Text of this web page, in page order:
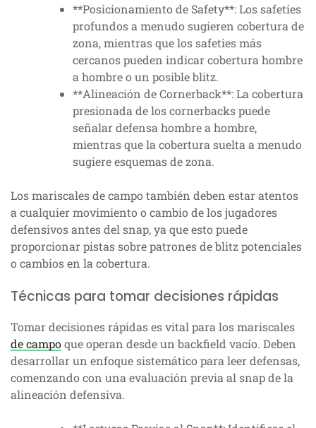
**Posicionamiento de Safety**: Los safeties
profundos a menudo sugieren cobertura de
zona, mientras que los safeties más
cercanos pueden indicar cobertura hombre
a hombre o un posible blitz.
**Alineación de Cornerback**: La cobertura
presionada de los cornerbacks puede
señalar defensa hombre a hombre,
mientras que la cobertura suelta a menudo
sugiere esquemas de zona.
Los mariscales de campo también deben estar atentos
a cualquier movimiento o cambio de los jugadores
defensivos antes del snap, ya que esto puede
proporcionar pistas sobre patrones de blitz potenciales
o cambios en la cobertura.
Técnicas para tomar decisiones rápidas
Tomar decisiones rápidas es vital para los mariscales
de campoque operan desde un backfield vacío. Deben
desarrollar un enfoque sistemático para leer defensas,
comenzando con una evaluación previa al snap de la
alineación defensiva.